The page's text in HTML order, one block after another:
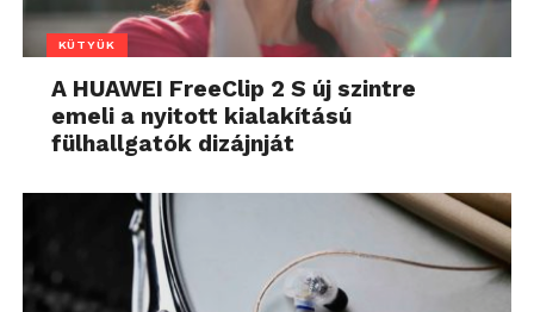
KÜTYÜK
A HUAWEI FreeClip 2 S új szintre
emeli a nyitott kialakítású
fülhallgatók dizájnját